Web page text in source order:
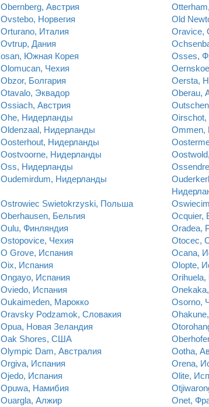
Obernberg, Австрия
Ovstebo, Норвегия
Old
Orturano, Италия
Oravice,
Ovtrup, Дания
osan, Южная Корея
Osses,
Olomucan, Чехия
Obzor, Болгария
Oersta,
Otavalo, Эквадор
Oberau,
Ossiach, Австрия
Ohe, Нидерланды
Oldenzaal, Нидерланды
Ommen,
Oosterhout, Нидерланды
Oostvoorne, Нидерланды
Oss, Нидерланды
Oudemirdum, Нидерланды
Ostrowiec Swietokrzyski, Польша
Oberhausen, Бельгия
Ocquier,
Oulu, Финляндия
Oradea,
Ostopovice, Чехия
Otocec,
O Grove, Испания
Ocana,
Oix, Испания
Olopte,
Ongayo, Испания
Orihuela,
Oviedo, Испания
Oukaimeden, Марокко
Osorno,
Oravsky Podzamok, Словакия
Opua, Новая Зеландия
Oak Shores, США
Olympic Dam, Австралия
Ootha,
Orgiva, Испания
Orena,
Ojedo, Испания
Olite,
Opuwa, Намибия
Ouargla, Алжир
Onet,